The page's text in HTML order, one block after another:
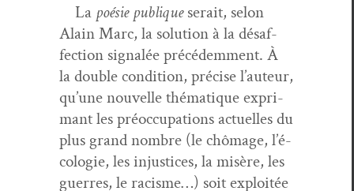
La poésie publiqueserait, selon
Alain Marc, la solu­tion à la désaf­
fec­tion sig­nalée précédem­ment. À
la dou­ble con­di­tion, pré­cise l’au­teur,
qu’une nou­velle thé­ma­tique exp­ri­
mant les préoc­cu­pa­tions actuelles du
plus grand nom­bre (le chô­mage, l’é­
colo­gie, les injus­tices, la mis­ère, les
guer­res, le racisme…) soit exploitée